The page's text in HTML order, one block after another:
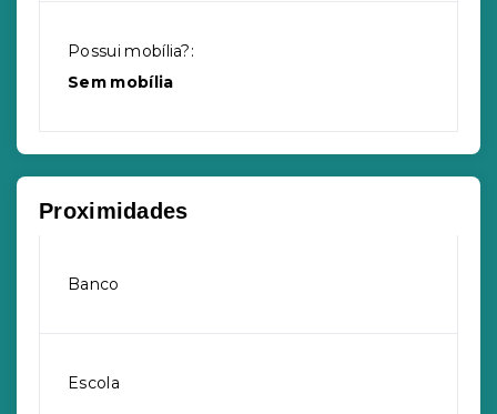
Possui mobília?:
Sem mobília
Proximidades
Banco
Escola